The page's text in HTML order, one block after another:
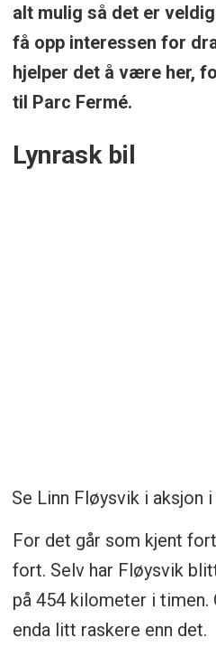
alt mulig så det er
få opp interessen for
hjelper det å være her,
til Parc Fermé.
Lynrask bil
Se Linn Fløysvik i aksjon
For det går som kjent
fort. Selv har Fløysvik
på 454 kilometer i timen.
enda litt raskere enn det.